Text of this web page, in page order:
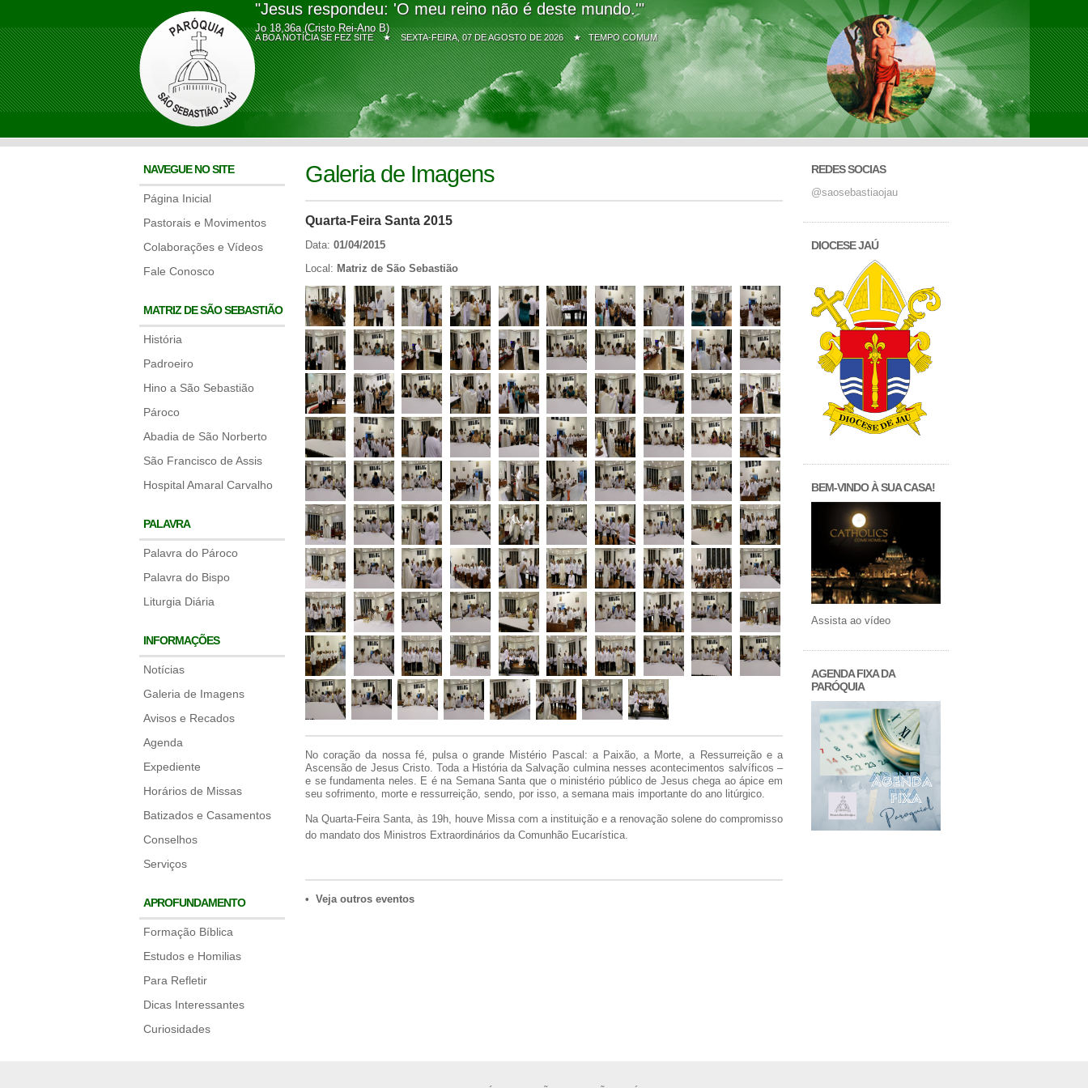
"Jesus respondeu: 'O meu reino não é deste mundo.'"
Jo 18,36a (Cristo Rei-Ano B)
A BOA NOTÍCIA SE FEZ SITE ★SEXTA-FEIRA, 07 DE AGOSTO DE 2026 ★ TEMPO COMUM
NAVEGUE NO SITE
Página Inicial
Pastorais e Movimentos
Colaborações e Vídeos
Fale Conosco
MATRIZ DE SÃO SEBASTIÃO
História
Padroeiro
Hino a São Sebastião
Pároco
Abadia de São Norberto
São Francisco de Assis
Hospital Amaral Carvalho
PALAVRA
Palavra do Pároco
Palavra do Bispo
Liturgia Diária
INFORMAÇÕES
Notícias
Galeria de Imagens
Avisos e Recados
Agenda
Expediente
Horários de Missas
Batizados e Casamentos
Conselhos
Serviços
APROFUNDAMENTO
Formação Bíblica
Estudos e Homilias
Para Refletir
Dicas Interessantes
Curiosidades
Galeria de Imagens
Quarta-Feira Santa 2015
Data: 01/04/2015
Local: Matriz de São Sebastião
No coração da nossa fé, pulsa o grande Mistério Pascal: a Paixão, a Morte, a Ressurreição e a
Ascensão de Jesus Cristo. Toda a História da Salvação culmina nesses acontecimentos salvíficos –
e se fundamenta neles. E é na Semana Santa que o ministério público de Jesus chega ao ápice em
seu sofrimento, morte e ressurreição, sendo, por isso, a semana mais importante do ano litúrgico.
Na Quarta-Feira Santa, às 19h, houve Missa com a instituição e a renovação solene do compromisso
do mandato dos Ministros Extraordinários da Comunhão Eucarística.
• Veja outros eventos
REDES SOCIAS
@saosebastiaojau
DIOCESE JAÚ
BEM-VINDO À SUA CASA!
Assista ao vídeo
AGENDA FIXA DA
PARÓQUIA